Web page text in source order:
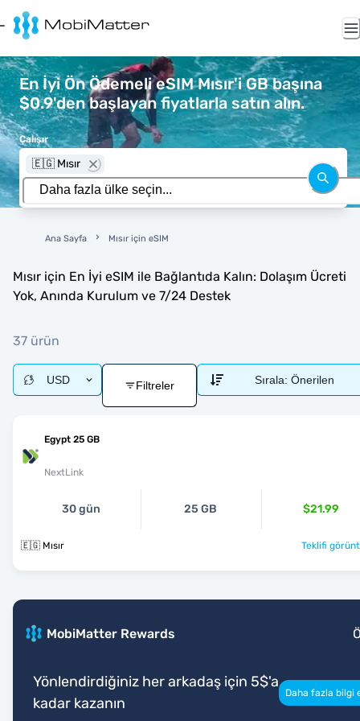
En İyi Ön Ödemeli eSIM Mısır'i GB başına
$0.9'den başlayan fiyatlarla satın alın.
Çalışır
🇪🇬 Mısır
Ana Sayfa Mısır için eSIM
Mısır için En İyi eSIM ile Bağlantıda Kalın: Dolaşım Ücreti
Yok, Anında Kurulum ve 7/24 Destek
37 ürün
USD Filtreler Sırala: Önerilen
Egypt 25 GB
NextLink
30 gün 25 GB $21.99
🇪🇬 Mısır Teklifi
MobiMatter Rewards
Yönlendirdiğiniz her arkadaş için 5$'a
kadar kazanın
Daha fazla bilgi